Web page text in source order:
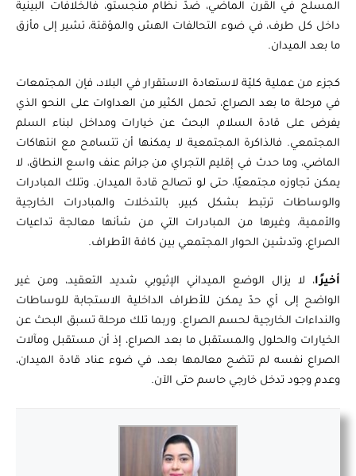
المسلح في القرن الماضي، ضدّ نظام منجستو، فالخلافات البينية
داخل كل طرف، في ضوء التحالفات الهش والمؤقتة، تشير إلى مأزق
ما بعد الميدان.
كجزء من عملية كليّة لاستعادة الاستقرار في البلاد، فإن المجتمعات
في مرحلة ما بعد الصراع، تحمل الكثير من العداوات على النحو الذي
يفرض على قادة السلام، البحث عن خيارات ومداخل لبناء السلم
المجتمعي. فالذاكرة المجتمعية لا يمكنها أن تتسامح مع انتهاكات
الماضي، وما حدث في إقليم التجراي من جرائم عنف واسع النطاق، لا
يمكن تجاوزه مجتمعيًا، حتى لو تصالح قادة الميدان. وتلك المبادرات
والوساطات ترتبط بشكل كبير، بالتدخلات والمبادرات الخارجية
والأممية، وغيرها من المبادرات التي من شأنها معالجة تداعيات
الصراع، وتدشين الحوار المجتمعي بين كافة الأطراف.
أخيرًا، لا يزال الوضع الميداني الإثيوبي شديد التعقيد، ومن غير
الواضح إلى أي حدّ يمكن للأطراف الداخلية الاستجابة للوساطات
والنداءات الخارجية لحسم الصراع. وربما تلك مرحلة تسبق البحث عن
الخيارات والحلول والمستقبل ما بعد الصراع، إذ أن مستقبل ومآلات
الصراع نفسه لم تتضح معالمها بعد، في ضوء عناد قادة الميدان،
وعدم وجود تدخل خارجي حاسم حتى الآن.